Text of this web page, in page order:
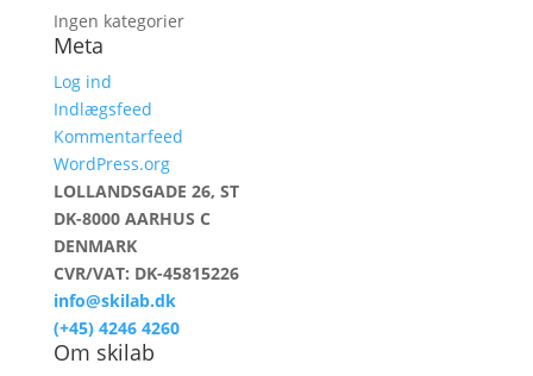
Ingen kategorier
Meta
Log ind
Indlægsfeed
Kommentarfeed
WordPress.org
LOLLANDSGADE 26, ST
DK-8000 AARHUS C
DENMARK
CVR/VAT: DK-45815226
info@skilab.dk
(+45) 4246 4260
Om skilab